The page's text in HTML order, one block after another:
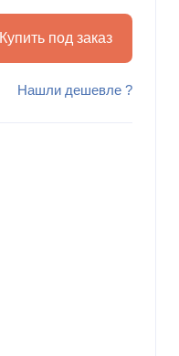
Купить под заказ
Нашли дешевле ?